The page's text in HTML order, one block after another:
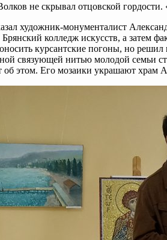
не скрывал отцовской
художник-монументалист
колледж искусств, а затем
курсантские погоны, но
связующей нитью молодой семьи
об этом. Его мозаики украшают храм